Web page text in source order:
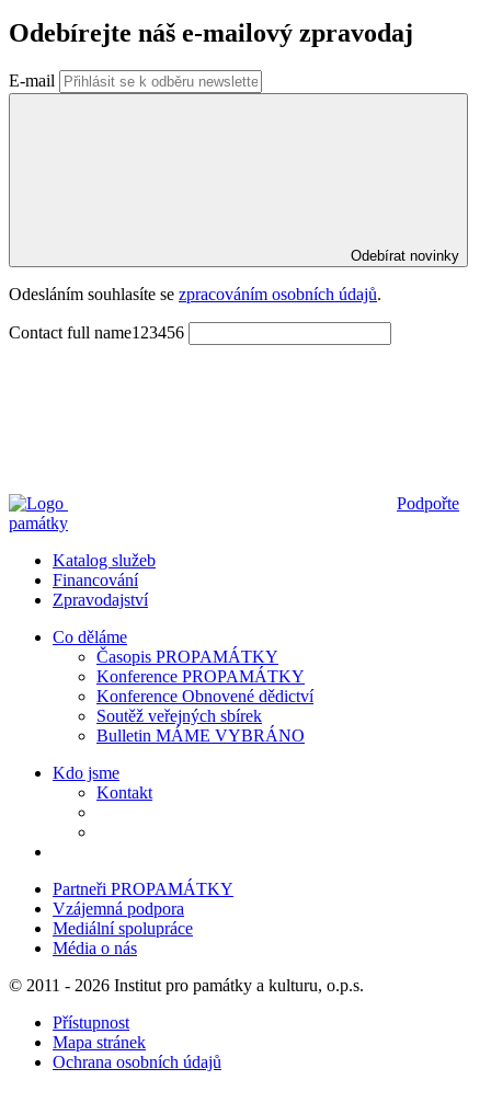
Odebírejte náš e-mailový zpravodaj
E-mail
Odebírat novinky
Odesláním souhlasíte se zpracováním osobních údajů.
Contact full name123456
Podpořte
památky
Katalog služeb
Financování
Zpravodajství
Co děláme
Časopis PROPAMÁTKY
Konference PROPAMÁTKY
Konference Obnovené dědictví
Soutěž veřejných sbírek
Bulletin MÁME VYBRÁNO
Kdo jsme
Kontakt
Partneři PROPAMÁTKY
Vzájemná podpora
Mediální spolupráce
Média o nás
© 2011 - 2026 Institut pro památky a kulturu, o.p.s.
Přístupnost
Mapa stránek
Ochrana osobních údajů